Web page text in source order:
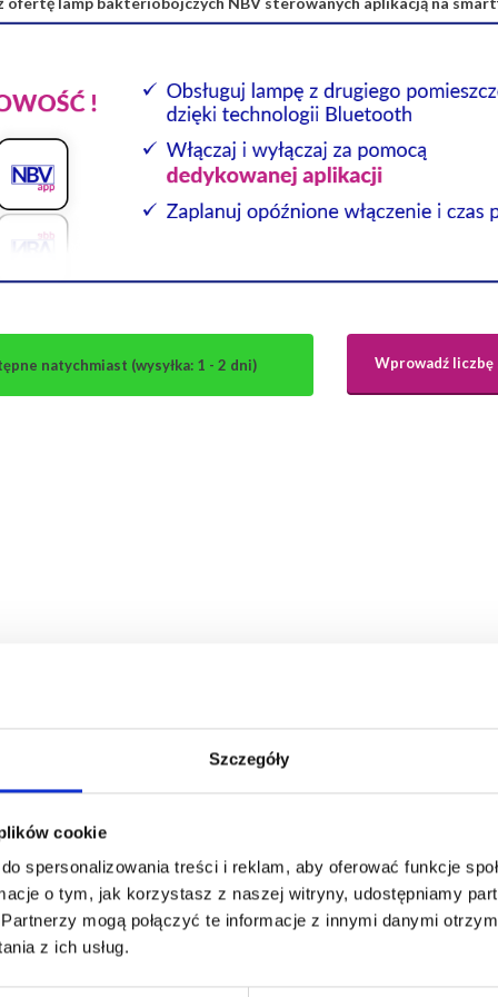
Szczegóły
cookie
spersonalizowania treści i reklam, aby oferować funkcje
o tym, jak korzystasz z naszej witryny, udostępniamy
mogą połączyć te informacje z innymi danymi
z ich usług.
natychmiast (wysyłka: 1 - 2 dni) Wprowadź liczbę